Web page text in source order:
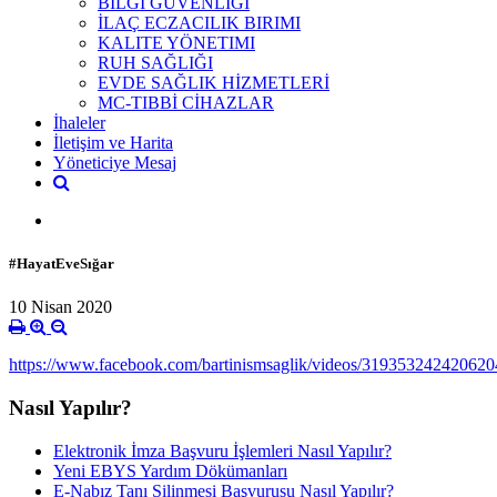
İLAÇ ECZACILIK BIRIMI
KALITE YÖNETIMI
RUH SAĞLIĞI
EVDE SAĞLIK HİZMETLERİ
MC-TIBBİ CİHAZLAR
İhaleler
İletişim ve Harita
Yöneticiye Mesaj
#HayatEveSığar
10 Nisan 2020
https://www.facebook.com/bartinismsaglik/videos/
Nasıl Yapılır?
Elektronik İmza Başvuru İşlemleri Nasıl Yapılır?
Yeni EBYS Yardım Dökümanları
E-Nabız Tanı Silinmesi Başvurusu Nasıl Yapılır?